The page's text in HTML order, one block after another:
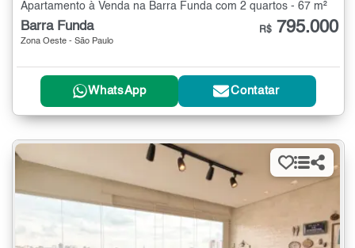
Apartamento à Venda na Barra Funda com 2 quartos - 67 m²
Barra Funda
Zona Oeste - São Paulo
R$ 795.000
WhatsApp Contatar